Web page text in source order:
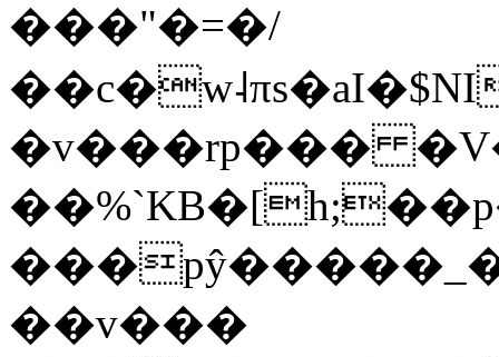
���"�=�/
�v���rp���
��v���